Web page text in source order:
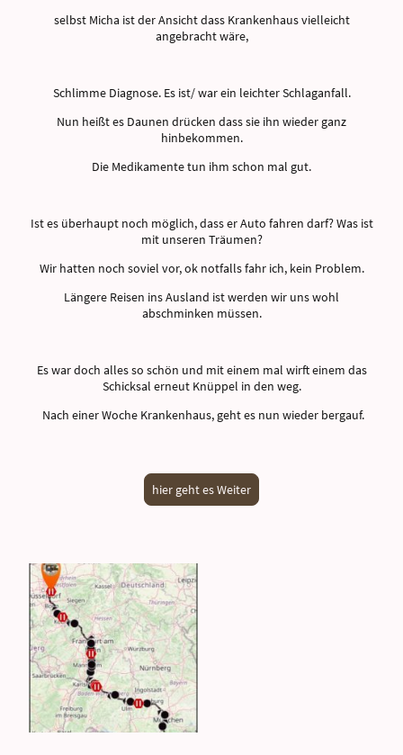
selbst Micha ist der Ansicht dass Krankenhaus vielleicht
angebracht wäre,
Schlimme Diagnose. Es ist/ war ein leichter Schlaganfall.
Nun heißt es Daunen drücken dass sie ihn wieder ganz
hinbekommen.
Die Medikamente tun ihm schon mal gut.
Ist es überhaupt noch möglich, dass er Auto fahren darf? Was ist
mit unseren Träumen?
Wir hatten noch soviel vor, ok notfalls fahr ich, kein Problem.
Längere Reisen ins Ausland ist werden wir uns wohl
abschminken müssen.
Es war doch alles so schön und mit einem mal wirft einem das
Schicksal erneut Knüppel in den weg.
Nach einer Woche Krankenhaus, geht es nun wieder bergauf.
hier geht es Weiter